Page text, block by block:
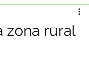
Desporto Cultura e Lazer
zona rural